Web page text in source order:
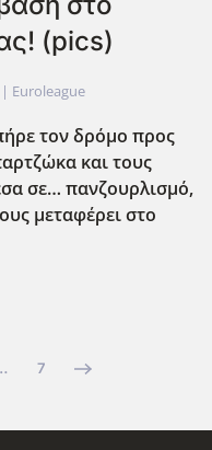
(pics)
Euroleague
τον δρόμο προς
και τους
σε… πανζουρλισμό,
μεταφέρει στο
7